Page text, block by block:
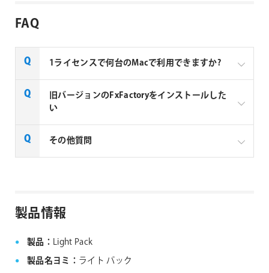
FAQ
1ライセンスで何台のMacで利用できますか?
Noise Industries社製品、FxFactory プラグインファミ
リー製品は、1ライセンスにつき1台のMacでのみ使用
旧バージョンのFxFactoryをインストールした
い
FxFactory 旧バージョンインストーラーページよりご
FxFactory 旧バージョンインストーラー
その他質問
製品情報
製品： Light Pack
製品名ヨミ： ライト パック